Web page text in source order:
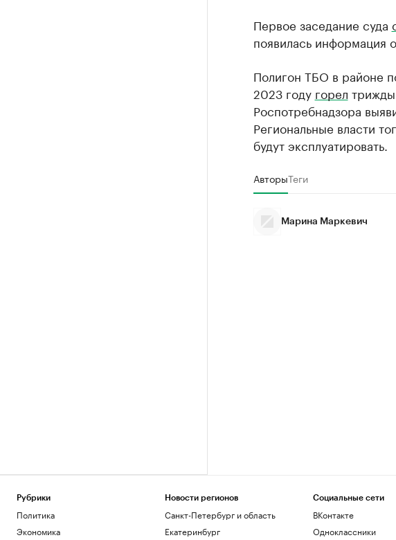
Первое заседание суда
появилась информация
Полигон ТБО в районе
2023 году горел
Роспотребнадзора
Региональные власти
будут эксплуатировать.
АвторыТеги
Марина Маркевич
Рубрики
Политика
Экономика
Новости регионов
Санкт-Петербург и область
Екатеринбург
Социальные сети
ВКонтакте
Одноклассники